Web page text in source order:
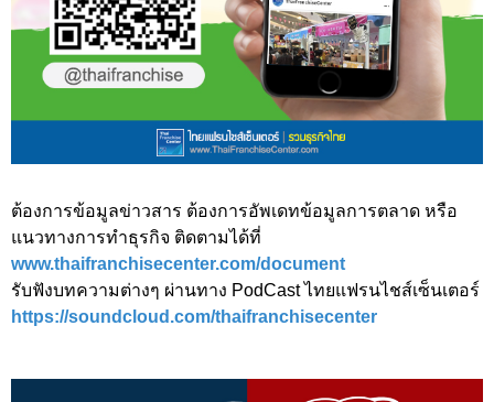
ต้องการข้อมูลข่าวสาร ต้องการอัพเดทข้อมูลการตลาด หรือ
แนวทางการทำธุรกิจ ติดตามได้ที่
www.thaifranchisecenter.com/document
รับฟังบทความต่างๆ ผ่านทาง PodCast ไทยแฟรนไชส์เซ็นเตอร์
https://soundcloud.com/thaifranchisecenter